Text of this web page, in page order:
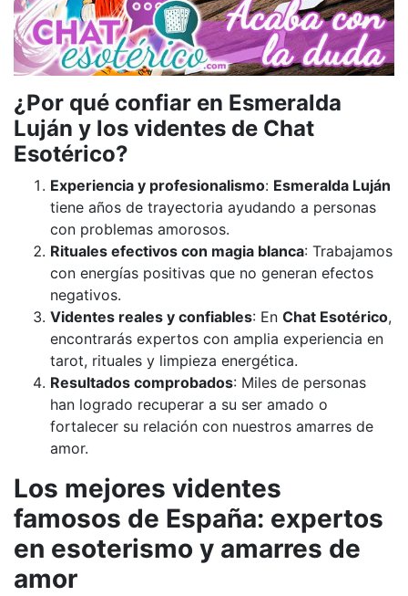
¿Por qué confiar en Esmeralda
Luján y los videntes de Chat
Esotérico?
Experiencia y profesionalismo: Esmeralda Luján
tiene años de trayectoria ayudando a personas
con problemas amorosos.
Rituales efectivos con magia blanca: Trabajamos
con energías positivas que no generan efectos
negativos.
Videntes reales y confiables: En Chat Esotérico,
encontrarás expertos con amplia experiencia en
tarot, rituales y limpieza energética.
Resultados comprobados: Miles de personas
han logrado recuperar a su ser amado o
fortalecer su relación con nuestros amarres de
amor.
Los mejores videntes
famosos de España: expertos
en esoterismo y amarres de
amor